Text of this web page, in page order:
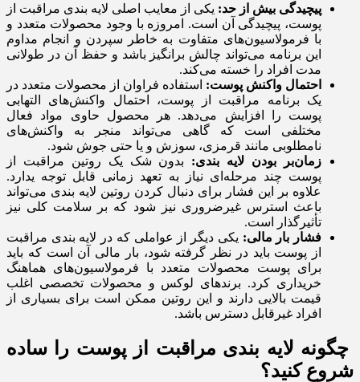
پیچیدگی بیش از حد: یکی از معایب اصلی لایه بندی مراقبت از
پوست، پیچیدگی آن است. امروزه با وجود محصولات متعدد و
با فرمولاسیون‌های متفاوت به خاطر سپردن و انجام مداوم
این برنامه می‌تواند چالش برانگیز باشد و حفظ آن در طولانی
مدت افراد را خسته می‌کند.
احتمال واکنش پوست: استفاده فراوان از محصولات متعدد در
یک برنامه مراقبت از پوست، احتمال واکنش‌های التهابی
پوست را افزایش می‌دهد. هر محصول حاوی مواد فعال
مختلفی است که گاهی می‌تواند منجر به واکنش‌های
نامطلوبی مانند قرمزی، سوزش و یا حتی جوش شود.
زمان‌بر بودن لایه بندی: بدون شک یک روتین مراقبت از
پوست چند مرحله‌ای نیاز به تعهد زمانی قابل توجه یدارد.
علاوه بر این فشار برای دنبال کردن روتین لایه بندی می‌تواند
باعث استرس غیرضروری نیز شود که بر سلامت کلی نیز
تأثیرگذار است.
فشار بار مالی: یکی دیگر از عواملی که در لایه بندی مراقبت
از پوست باید در نظر گرفته شود، بار مالی آن است که باید
برای پوست محصولات متعدد با فرمولاسیون‌های هماهنگ
خریداری کرد. برندهای لوکس و محصولات تخصصی اغلب
قیمت بالایی دارند و این روتین ممکن است برای بسیاری از
افراد غیرقابل دسترس باشد.
چگونه لایه بندی مراقبت از پوست را ساده
شروع کنید؟